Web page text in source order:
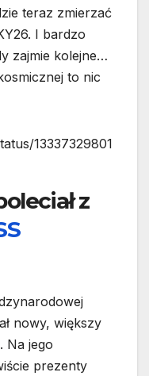
teraz zmierzać
I bardzo
zajmie kolejne…
to nic
13337329801
z
nowy, większy
. Na jego
prezenty